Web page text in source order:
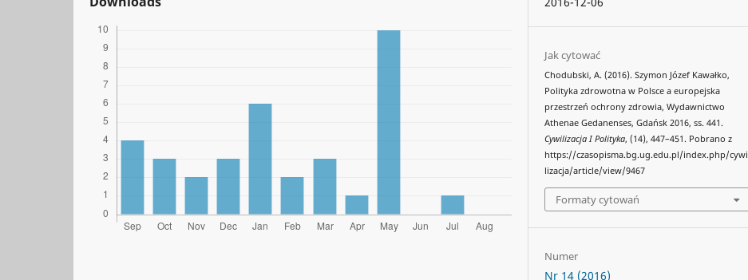
Jak cytować
Chodubski, A. (2016). Szymon Józef Kawałko,
Polityka zdrowotna w Polsce a europejska
przestrzeń ochrony zdrowia, Wydawnictwo
Athenae Gedanenses, Gdańsk 2016, ss. 441.
Cywilizacja I Polityka, (14), 447–451. Pobrano z
https://czasopisma.bg.ug.edu.pl/index.php/cywi
lizacja/article/view/9467
Formaty cytowań
Numer
Nr 14 (2016)